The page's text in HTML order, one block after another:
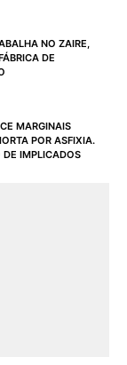
NO ZAIRE,
DE
MARGINAIS
POR ASFIXIA.
DE IMPLICADOS